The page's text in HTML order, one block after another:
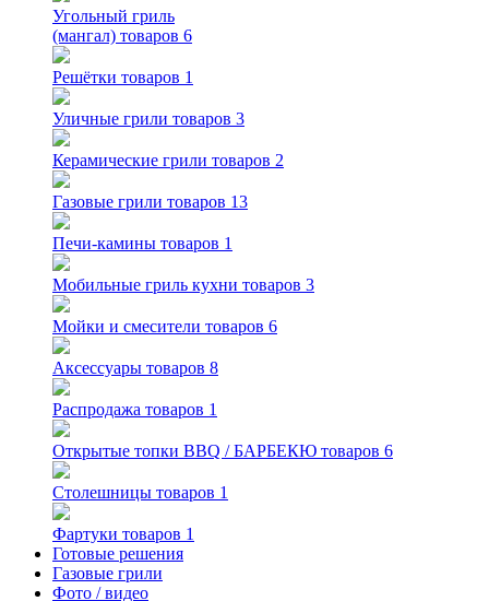
Угольный гриль
(мангал) товаров 6
Решётки товаров 1
Уличные грили товаров 3
Керамические грили товаров 2
Газовые грили товаров 13
Печи-камины товаров 1
Мобильные гриль кухни товаров 3
Мойки и смесители товаров 6
Аксессуары товаров 8
Распродажа товаров 1
Открытые топки BBQ / БАРБЕКЮ товаров 6
Столешницы товаров 1
Фартуки товаров 1
Готовые решения
Газовые грили
Фото / видео